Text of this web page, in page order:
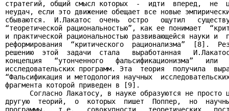
стратегий, общий смысл которых  -  идти  вперед,  не
неудач, если это движение обещает все новые
сбываются.  И.Лакатос  очень  остро   ощутил
“теоретической рациональностью”, как ее понимает
и практической рациональностью развивающейся науки и
реформирования  “критического  рационализма”  [8].
решению  этой  задачи  стала   выработанная
концепция   “утонченного   фальсификационизма”   или
исследовательских программ. Эта  теория  получила
“Фальсификация и методология научных
фрагмента которой приведен в [9].
Согласно Лакатосу, в науке образуются не просто
другую  теорий,  о  которых  пишет  Поппер,  но